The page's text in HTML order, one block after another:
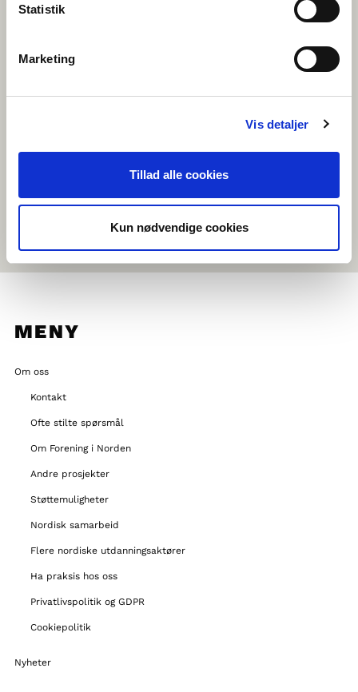
Statistik
Marketing
Vis detaljer
Tillad alle cookies
Kun nødvendige cookies
MENY
Om oss
Kontakt
Ofte stilte spørsmål
Om Forening i Norden
Andre prosjekter
Støttemuligheter
Nordisk samarbeid
Flere nordiske utdanningsaktører
Ha praksis hos oss
Privatlivspolitik og GDPR
Cookiepolitik
Nyheter
Datamaskin eller tablett (iOS 11 eller nyere oppdatering) med
Vi anbefaler at elevene bruker øretelefoner
påhjemmesidaogFacebookfor neste chatrunde!